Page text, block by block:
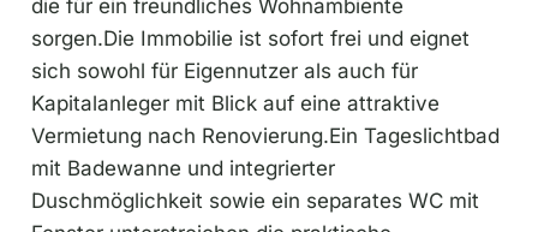
sich sowohl für Eigennutzer als auch für
Kapitalanleger mit Blick auf eine attraktive
Vermietung nach Renovierung.Ein Tageslichtbad
mit Badewanne und integrierter
Duschmöglichkeit sowie ein separates WC mit
Fenster unterstreichen die praktische
Grundstruktur der Wohnung.Die vorhandenen